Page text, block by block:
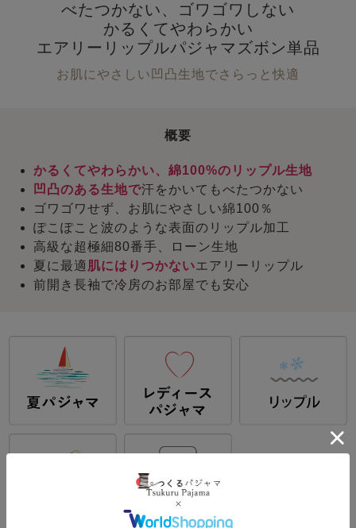
べたつかない、ゴワゴワしない
かるくてやわらかい
エアリーリップルパジャマズボン単品
お肌にやさしい凹凸生地でさらっと快適
概要
かるくてやわらかい、綿100%のリップル生地
凹凸のある生地で汗をかいてもべたつかない
ゴワゴワせず、お肌にやさしい綿100％
ぽこぽこと波のような表面のリップル加工
高級な超極細80番手、ローン生地
夏に最適肌にはりつかないエアリーリップル
前開き長袖で冷房のお部屋でも安心